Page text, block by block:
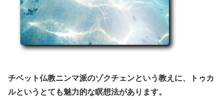
チベット仏教ニンマ派のゾクチェンという教えに、トゥカ
ルというとても魅力的な瞑想法があります。